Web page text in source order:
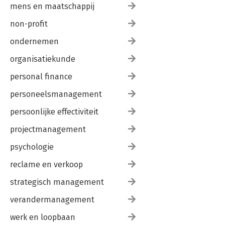
mens en maatschappij
non-profit
ondernemen
organisatiekunde
personal finance
personeelsmanagement
persoonlijke effectiviteit
projectmanagement
psychologie
reclame en verkoop
strategisch management
verandermanagement
werk en loopbaan